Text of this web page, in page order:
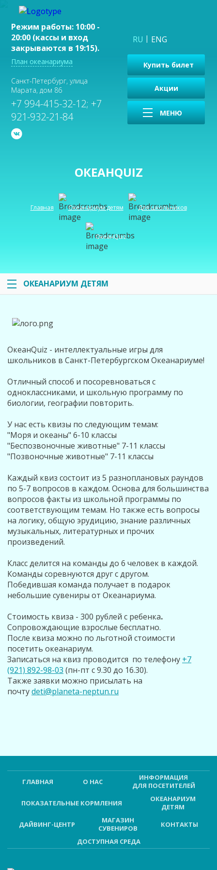
Режим работы: 10:00 -
20:00 (кассы и вход
закрываются в 19:15).
План океанариума
Санкт-Петербург, улица
Марата, дом 86
+7 994-415-32-12; +7
921-932-21-84
RU ENG
Купить билет
Акции
МЕНЮ
ОКЕАНQUIZ
Главная Океанариум детям Для школьников
ОкеанQuiz
ОКЕАНАРИУМ ДЕТЯМ
ОкеанQuiz - интеллектуальные игры для
школьников в Санкт-Петербургском Океанариуме!
Отличный способ и посоревноваться с
одноклассниками, и школьную программу по
биологии, географии повторить.
У нас есть квизы по следующим темам:
"Моря и океаны" 6-10 классы
"Беспозвоночные животные" 7-11 классы
"Позвоночные животные" 7-11 классы
Каждый квиз состоит из 5 разноплановых раундов
по 5-7 вопросов в каждом. Основа для большинства
вопросов факты из школьной программы по
соответствующим темам. Но также есть вопросы
на логику, общую эрудицию, знание различных
музыкальных, литературных и прочих
произведений.
Класс делится на команды до 6 человек в каждой.
Команды соревнуются друг с другом.
Победившая команда получает в подарок
небольшие сувениры от Океанариума.
Стоимость квиза - 300 рублей с ребенка.
Сопровождающие взрослые бесплатно.
После квиза можно по льготной стоимости
посетить океанариум.
Запиcаться на квиз проводится по телефону +7
(921) 892-98-03 (пн-пт с 9.30 до 16.30).
Также заявки можно присылать на
почтуdeti@planeta-neptun.ru
ГЛАВНАЯ О НАС
ИНФОРМАЦИЯ
ДЛЯ ПОСЕТИТЕЛЕЙ
ПОКАЗАТЕЛЬНЫЕ КОРМЛЕНИЯ
ОКЕАНАРИУМ
ДЕТЯМ
ДАЙВИНГ-ЦЕНТР
МАГАЗИН
СУВЕНИРОВ
КОНТАКТЫ
ДОСТУПНАЯ СРЕДА